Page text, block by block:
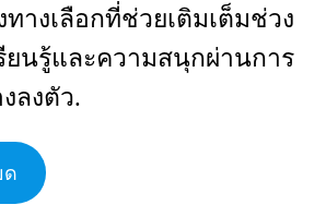
างเลือกที่ช่วยเติมเต็มช่วง
ยนรู้และความสนุกผ่านการ
ลงตัว.
ด